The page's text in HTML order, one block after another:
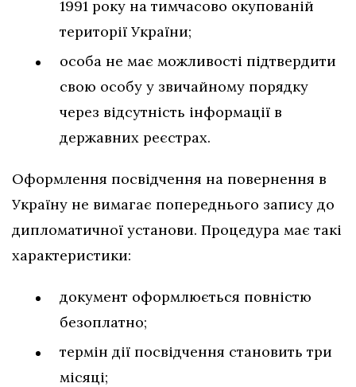
1991 року на тимчасово окупованій
території України;
особа не має можливості підтвердити
свою особу у звичайному порядку
через відсутність інформації в
державних реєстрах.
Оформлення посвідчення на повернення в
Україну не вимагає попереднього запису до
дипломатичної установи. Процедура має такі
характеристики:
документ оформлюється повністю
безоплатно;
термін дії посвідчення становить три
місяці;